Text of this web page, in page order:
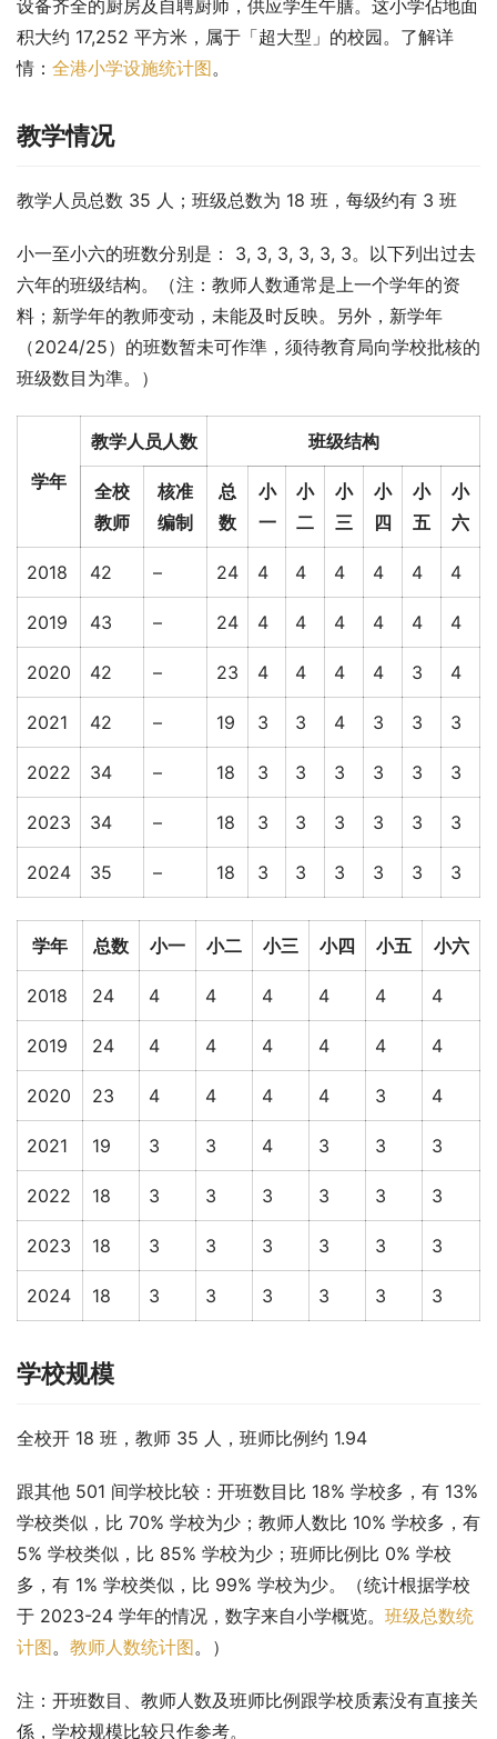
设备齐全的厨房及自聘厨师，供应学生午膳。这小学佔地面
积大约 17,252 平方米，属于「超大型」的校园。了解详
情： 全港小学设施统计图。
教学情况
教学人员总数 35 人；班级总数为 18 班，每级约有 3 班
小一至小六的班数分别是： 3, 3, 3, 3, 3, 3。以下列出过去
六年的班级结构。（注：教师人数通常是上一个学年的资
料；新学年的教师变动，未能及时反映。另外，新学年
（2024/25）的班数暂未可作準，须待教育局向学校批核的
班级数目为準。）
学年
教学人员人数 班级结构
全校
教师
核准
编制
总
数
小
一
小
二
小
三
小
四
小
五
小
六
2018 42 – 24 4 4 4 4 4 4
2019 43 – 24 4 4 4 4 4 4
2020 42 – 23 4 4 4 4 3 4
2021 42 – 19 3 3 4 3 3 3
2022 34 – 18 3 3 3 3 3 3
2023 34 – 18 3 3 3 3 3 3
2024 35 – 18 3 3 3 3 3 3
学年 总数 小一 小二 小三 小四 小五 小六
2018 24 4 4 4 4 4 4
2019 24 4 4 4 4 4 4
2020 23 4 4 4 4 3 4
2021 19 3 3 4 3 3 3
2022 18 3 3 3 3 3 3
2023 18 3 3 3 3 3 3
2024 18 3 3 3 3 3 3
学校规模
全校开 18 班，教师 35 人，班师比例约 1.94
跟其他 501 间学校比较：开班数目比 18% 学校多，有 13%
学校类似，比 70% 学校为少；教师人数比 10% 学校多，有
5% 学校类似，比 85% 学校为少；班师比例比 0% 学校
多，有 1% 学校类似，比 99% 学校为少。（统计根据学校
于 2023-24 学年的情况，数字来自小学概览。 班级总数统
计图。 教师人数统计图。）
注：开班数目、教师人数及班师比例跟学校质素没有直接关
係，学校规模比较只作参考。